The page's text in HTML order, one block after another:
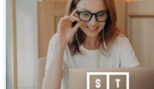
on
useampi
muunnelma.
Voit
tehdä
valinnat